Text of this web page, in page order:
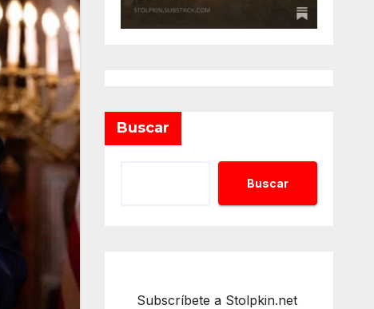
Buscar
Buscar
Subscríbete a Stolpkin.net